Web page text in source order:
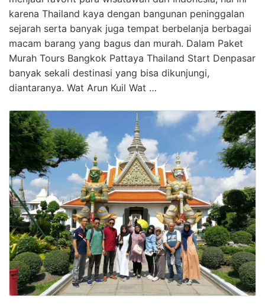
karena Thailand kaya dengan bangunan peninggalan
sejarah serta banyak juga tempat berbelanja berbagai
macam barang yang bagus dan murah. Dalam Paket
Murah Tours Bangkok Pattaya Thailand Start Denpasar
banyak sekali destinasi yang bisa dikunjungi,
diantaranya. Wat Arun Kuil Wat …